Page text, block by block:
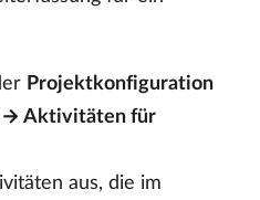
Projektkonfiguration
→ Aktivitäten für
aus, die im